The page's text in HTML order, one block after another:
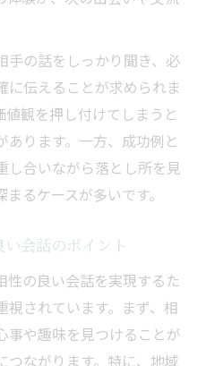
手の話をしっかり聞き、必
に伝えることが求められま
観を押し付けてしまうと
ります。一方、成功例と
し合いながら落とし所を見
るケースが多いです。
会話のポイント
性の良い会話を実現するた
されています。まず、相
事や趣味を見つけることが
つながります。特に、地域